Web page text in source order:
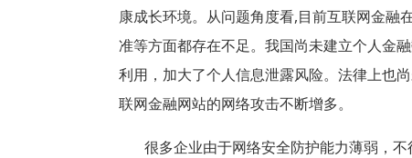
康成长环境。从问题角度看,目前互联网金融
准等方面都存在不足。我国尚未建立个人金
利用，加大了个人信息泄露风险。法律上也
联网金融网站的网络攻击不断增多。
很多企业由于网络安全防护能力薄弱，